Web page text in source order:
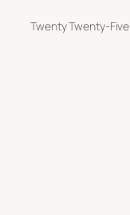
Twenty Twenty-Five